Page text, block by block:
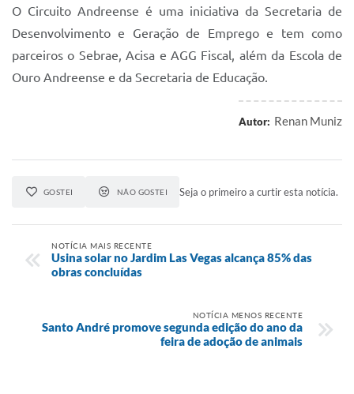
O Circuito Andreense é uma iniciativa da Secretaria de
Desenvolvimento e Geração de Emprego e tem como
parceiros o Sebrae, Acisa e AGG Fiscal, além da Escola de
Ouro Andreense e da Secretaria de Educação.
Autor: Renan Muniz
GOSTEI NÃO GOSTEI Seja o primeiro a curtir esta notícia.
NOTÍCIA MAIS RECENTE
Usina solar no Jardim Las Vegas alcança 85% das
obras concluídas
NOTÍCIA MENOS RECENTE
Santo André promove segunda edição do ano da
feira de adoção de animais